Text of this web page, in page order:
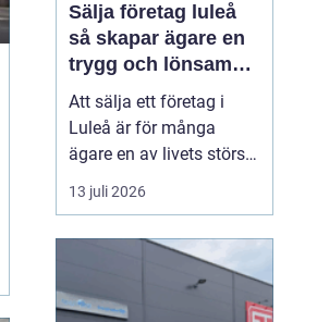
Sälja företag luleå
så skapar ägare en
trygg och lönsam
affär
Att sälja ett företag i
Luleå är för många
ägare en av livets största
affärer. Beslutet rymmer
både känslor och hårda
kundrelationer och
personalansvar ska
13 juli 2026